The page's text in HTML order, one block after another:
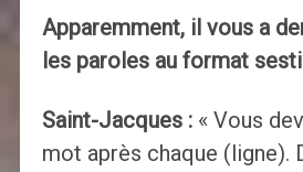
Apparemment, il vous a
les paroles au format
Saint-Jacques : « Vous
mot après chaque (ligne).